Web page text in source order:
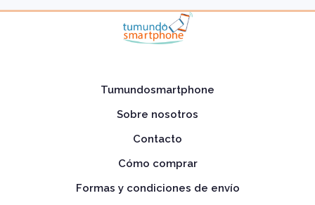
Tumundosmartphone
Sobre nosotros
Contacto
Cómo comprar
Formas y condiciones de envío